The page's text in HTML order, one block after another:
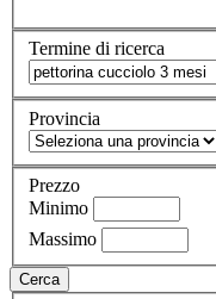
Termine di ricerca
Provincia
Prezzo
Minimo
Massimo
Cerca